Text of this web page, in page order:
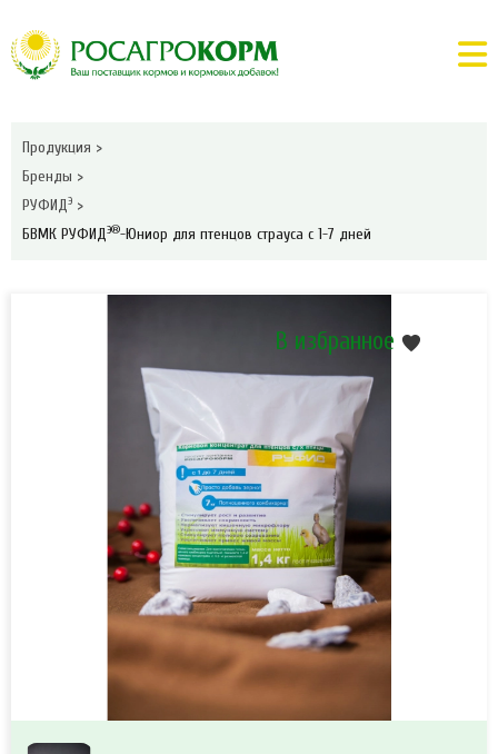
Продукция >
Бренды >
РУФИДЭ >
БВМК РУФИДЭ®-Юниор для птенцов страуса с 1-7 дней
В избранное